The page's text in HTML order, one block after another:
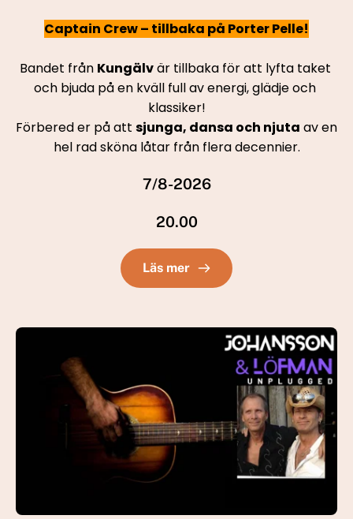
Captain Crew – tillbaka på Porter Pelle!
Bandet från Kungälv är tillbaka för att lyfta taket
och bjuda på en kväll full av energi, glädje och
klassiker!
Förbered er på att sjunga, dansa och njuta av en
hel rad sköna låtar från flera decennier.
7/8-2026
20.00
Läs mer